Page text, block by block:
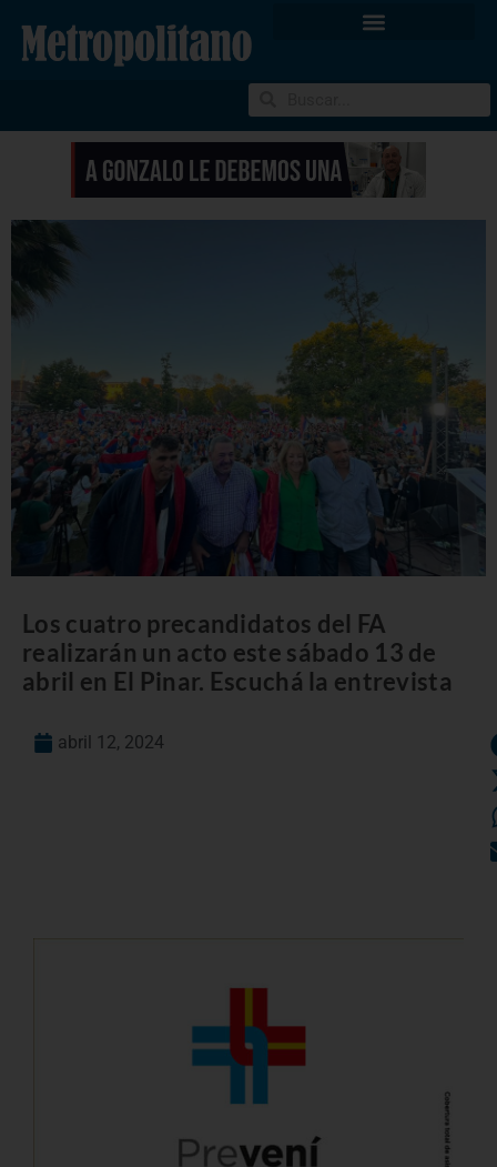
Los cuatro precandidatos del FA
realizarán un acto este sábado 13 de
abril en El Pinar. Escuchá la entrevista
abril 12, 2024